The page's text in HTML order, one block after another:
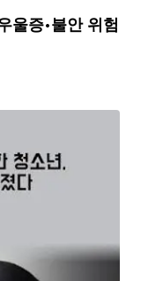
울증·불안 위험